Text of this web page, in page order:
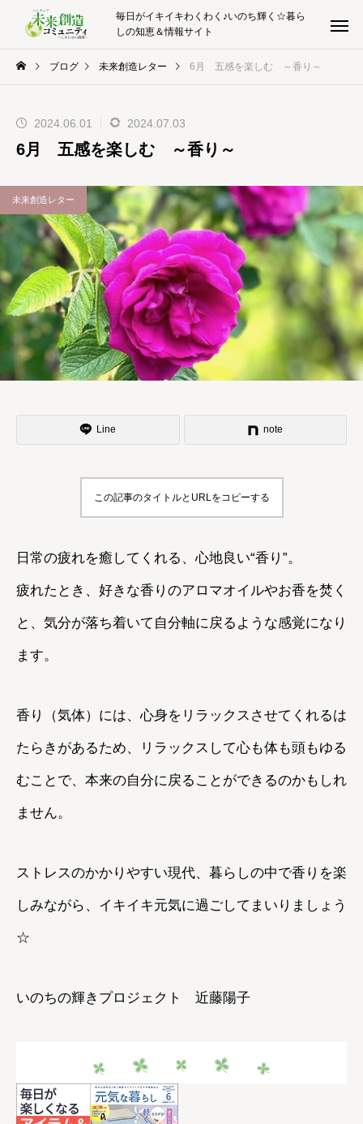
毎日がイキイキわくわく♪いのち輝く☆暮ら
しの知恵＆情報サイト
ブログ 未来創造レター 6月 五感を楽しむ ～香り～
2024.06.01 2024.07.03
6月 五感を楽しむ ～香り～
未来創造レター
Line note
この記事のタイトルとURLをコピーする
日常の疲れを癒してくれる、心地良い“香り”。
疲れたとき、好きな香りのアロマオイルやお香を焚く
と、気分が落ち着いて自分軸に戻るような感覚になり
ます。
香り（気体）には、心身をリラックスさせてくれるは
たらきがあるため、リラックスして心も体も頭もゆる
むことで、本来の自分に戻ることができるのかもしれ
ません。
ストレスのかかりやすい現代、暮らしの中で香りを楽
しみながら、イキイキ元気に過ごしてまいりましょう
☆
いのちの輝きプロジェクト 近藤陽子